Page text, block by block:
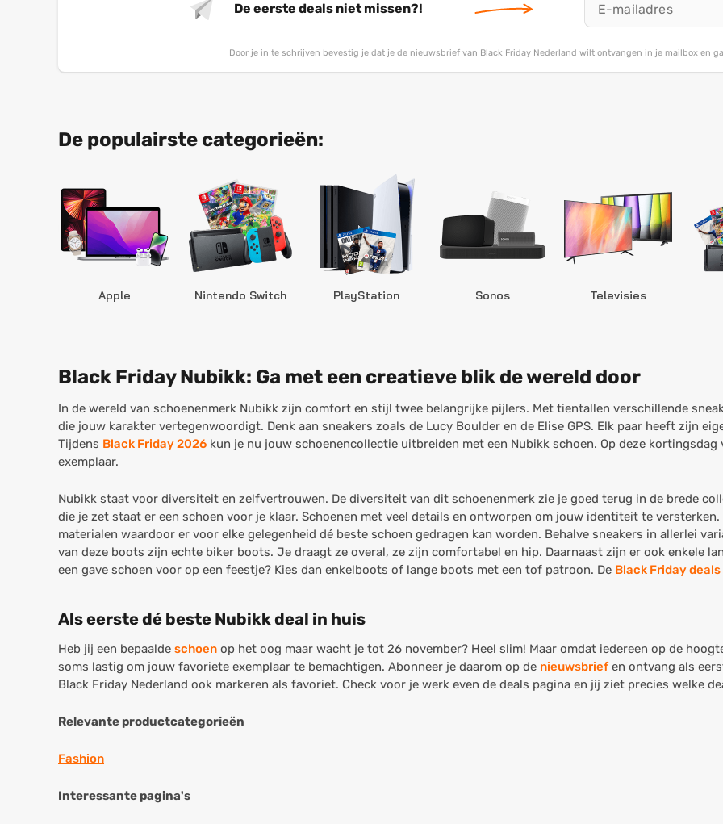
De eerste deals niet missen?!
Door je in te schrijven bevestig je dat je de nieuwsbrief van Black Friday Nederland wilt ontvangen in je mailbox en
De populairste categorieën:
Apple Nintendo Switch PlayStation Sonos Televisies
Black Friday Nubikk: Ga met een creatieve blik de wereld door
In de wereld van schoenenmerk Nubikk zijn comfort en stijl twee belangrijke pijlers. Met tientallen verschillende
die jouw karakter vertegenwoordigt. Denk aan sneakers zoals de Lucy Boulder en de Elise GPS. Elk paar heeft zijn
Tijdens Black Friday 2026 kun je nu jouw schoenencollectie uitbreiden met een Nubikk schoen. Op deze
exemplaar.
Nubikk staat voor diversiteit en zelfvertrouwen. De diversiteit van dit schoenenmerk zie je goed terug in de brede
die je zet staat er een schoen voor je klaar. Schoenen met veel details en ontworpen om jouw identiteit te
materialen waardoor er voor elke gelegenheid dé beste schoen gedragen kan worden. Behalve sneakers in allerlei
van deze boots zijn echte biker boots. Je draagt ze overal, ze zijn comfortabel en hip. Daarnaast zijn er ook enkele
een gave schoen voor op een feestje? Kies dan enkelboots of lange boots met een tof patroon. De Black Friday deals
Als eerste dé beste Nubikk deal in huis
Heb jij een bepaalde schoen op het oog maar wacht je tot 26 november? Heel slim! Maar omdat iedereen op de
soms lastig om jouw favoriete exemplaar te bemachtigen. Abonneer je daarom op de nieuwsbriefen ontvang als
Black Friday Nederland ook markeren als favoriet. Check voor je werk even de deals pagina en jij ziet precies welke
Relevante productcategorieën
Fashion
Interessante pagina's